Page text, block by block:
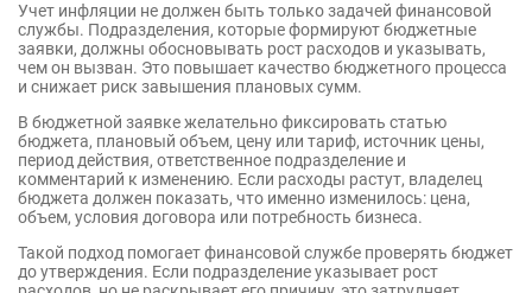
Учет инфляции не должен быть только задачей финансовой
службы. Подразделения, которые формируют бюджетные
заявки, должны обосновывать рост расходов и указывать,
чем он вызван. Это повышает качество бюджетного процесса
и снижает риск завышения плановых сумм.
В бюджетной заявке желательно фиксировать статью
бюджета, плановый объем, цену или тариф, источник цены,
период действия, ответственное подразделение и
комментарий к изменению. Если расходы растут, владелец
бюджета должен показать, что именно изменилось: цена,
объем, условия договора или потребность бизнеса.
Такой подход помогает финансовой службе проверять бюджет
до утверждения. Если подразделение указывает рост